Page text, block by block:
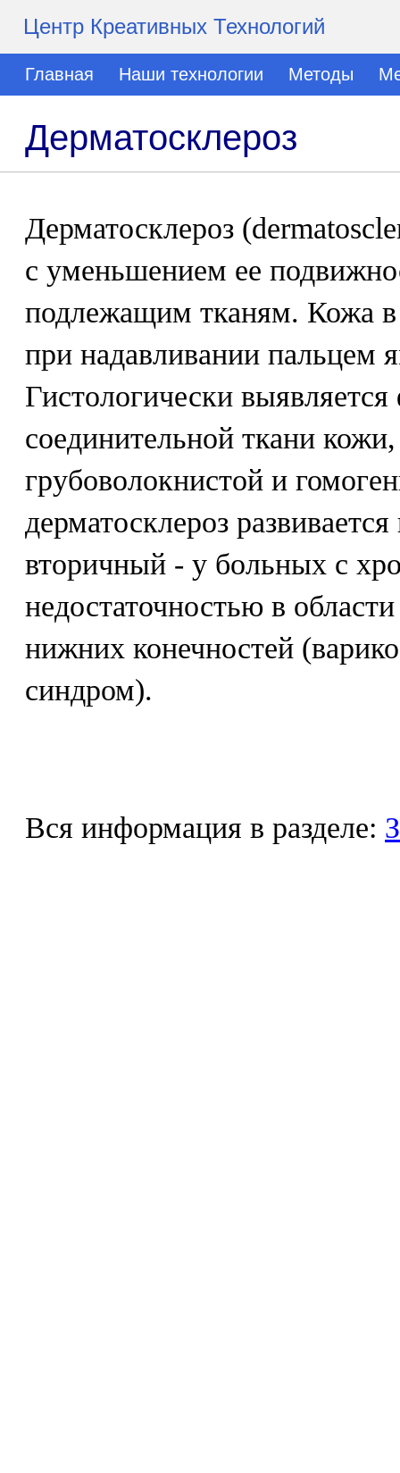
Центр Креативных Технологий
Главная Наши технологии Методы
Дерматосклероз
Дерматосклероз
с уменьшением ее
подлежащим тканям. Кожа в
при надавливании пальцем
Гистологически
соединительной ткани
грубоволокнистой и
дерматосклероз
вторичный - у больных с
недостаточностью в
нижних конечностей
синдром).
Вся информация в разделе: